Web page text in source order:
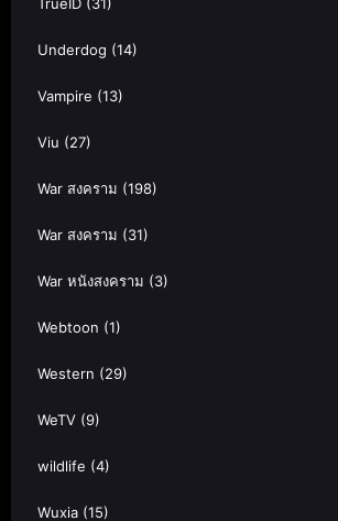
TrueID (31)
Underdog (14)
Vampire (13)
Viu (27)
War สงคราม (198)
War สงคราม (31)
War หนังสงคราม (3)
Webtoon (1)
Western (29)
WeTV (9)
wildlife (4)
Wuxia (15)